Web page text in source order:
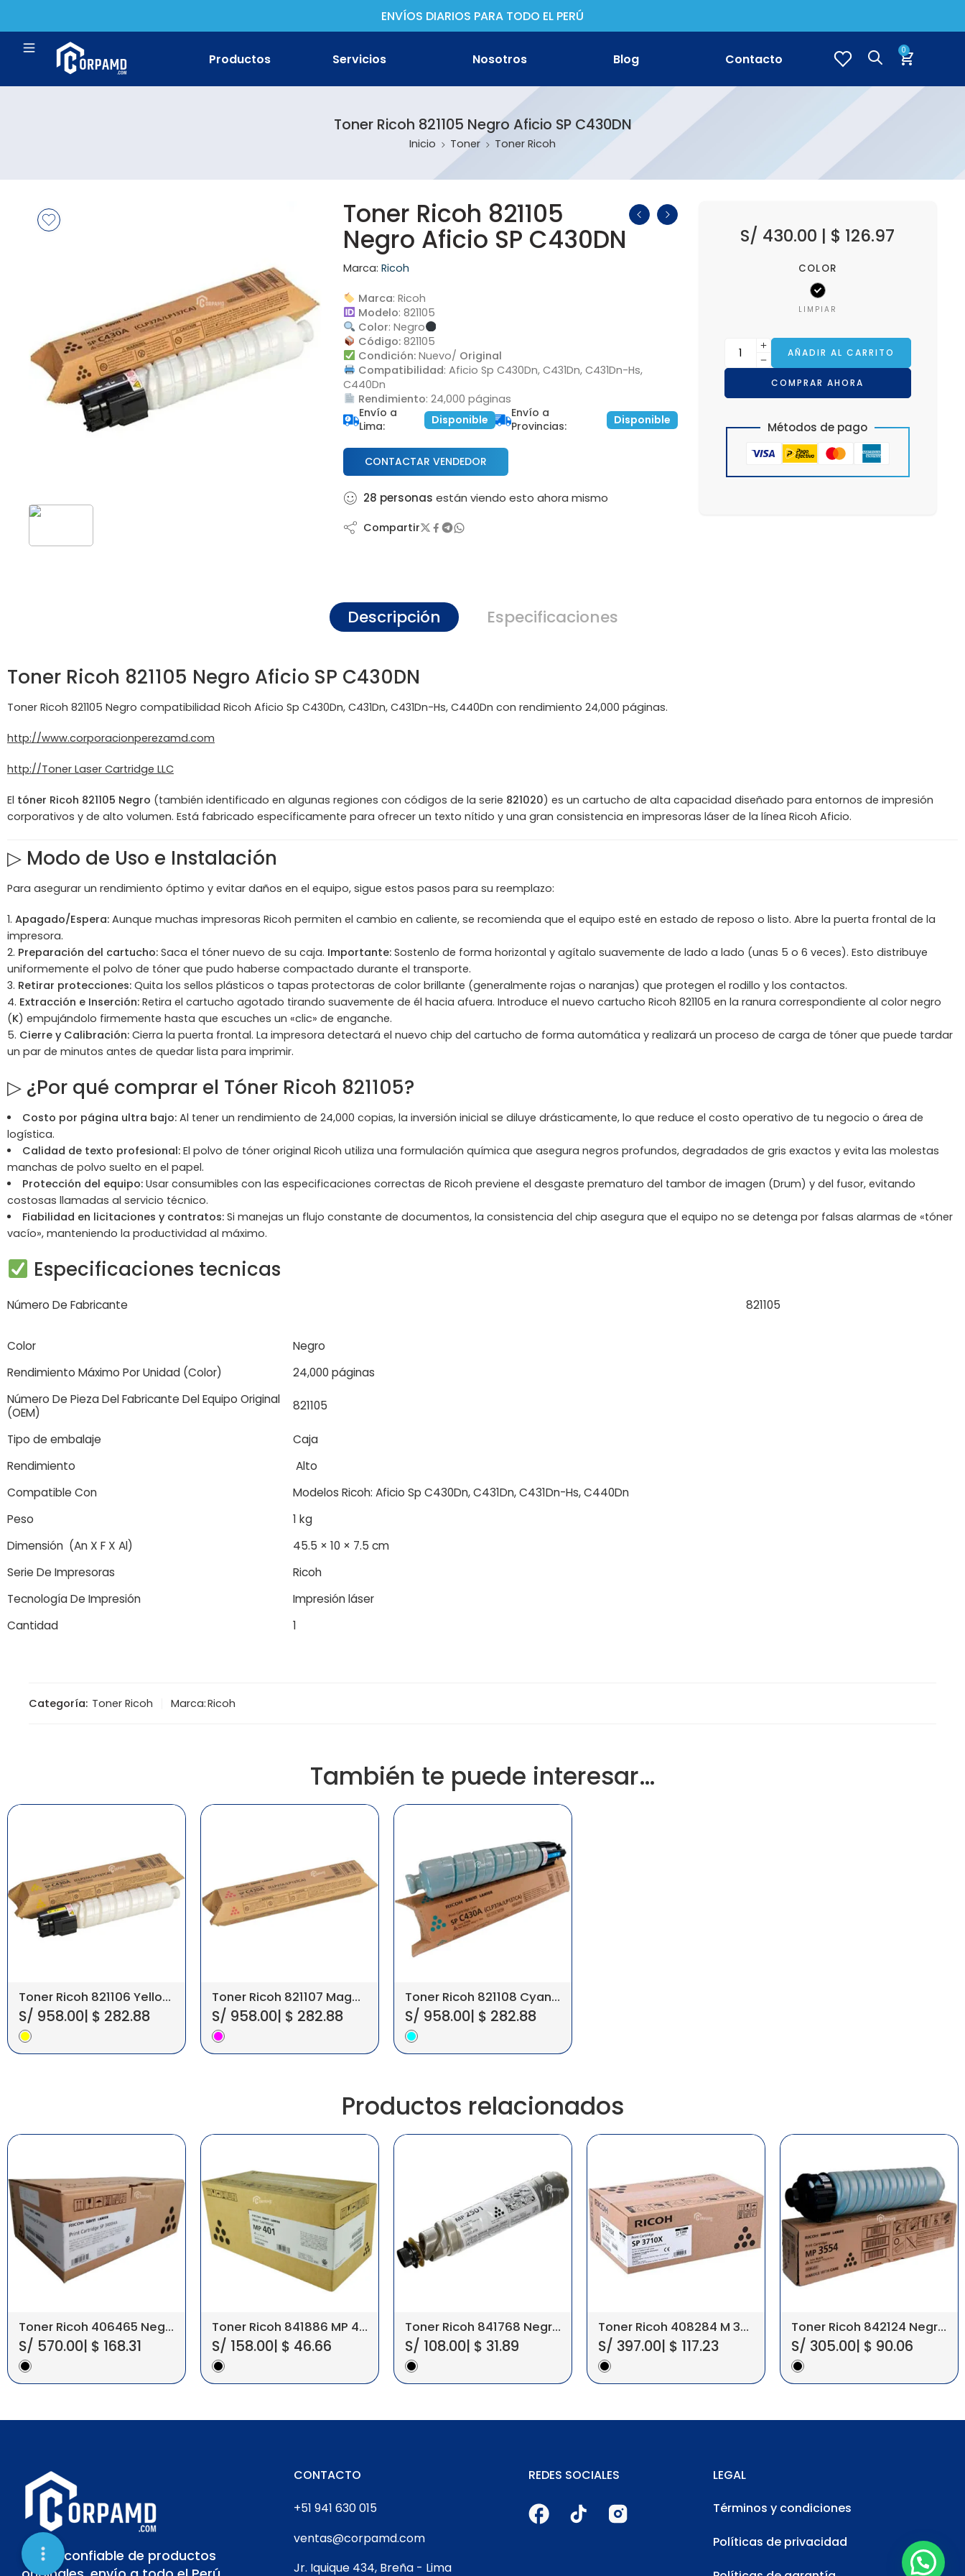
ENVÍOS DIARIOS PARA TODO EL PERÚ
Productos Servicios Nosotros Blog Contacto
0
Impresora HP
Impresora Ricoh
Impresora Xerox
Impresora Matricial
Toner Ricoh 821105 Negro Aficio SP C430DN
Inicio Toner Toner Ricoh
Toner Ricoh 821105
Negro Aficio SP C430DN
Marca: Ricoh
Marca: Ricoh
Modelo: 821105
Color: Negro
Código:821105
Condición: Nuevo/ Original
Compatibilidad: Aficio Sp C430Dn, C431Dn, C431Dn-Hs,
C440Dn
Rendimiento: 24,000 páginas
Envío a
Lima:
Disponible
Envío a
Provincias:
Disponible
CONTACTAR VENDEDOR
28 personas están viendo esto ahora mismo
Compartir
S/ 430.00 | $ 126.97
COLOR
LIMPIAR
AÑADIR AL CARRITO
COMPRAR AHORA
Métodos de pago
Descripción Especificaciones
Toner Ricoh 821105 Negro Aficio SP C430DN
Toner Ricoh 821105 Negro compatibilidad Ricoh Aficio Sp C430Dn, C431Dn, C431Dn-Hs, C440Dn con rendimiento 24,000 páginas.
http://www.corporacionperezamd.com
http://Toner Laser Cartridge LLC
El tóner Ricoh 821105 Negro (también identificado en algunas regiones con códigos de la serie 821020) es un cartucho de alta capacidad diseñado para entornos de impresión
corporativos y de alto volumen. Está fabricado específicamente para ofrecer un texto nítido y una gran consistencia en impresoras láser de la línea Ricoh Aficio.
▷ Modo de Uso e Instalación
Para asegurar un rendimiento óptimo y evitar daños en el equipo, sigue estos pasos para su reemplazo:
Apagado/Espera: Aunque muchas impresoras Ricoh permiten el cambio en caliente, se recomienda que el equipo esté en estado de reposo o listo. Abre la puerta frontal de la
impresora.
Preparación del cartucho: Saca el tóner nuevo de su caja. Importante: Sostenlo de forma horizontal y agítalo suavemente de lado a lado (unas 5 o 6 veces). Esto distribuye
uniformemente el polvo de tóner que pudo haberse compactado durante el transporte.
Retirar protecciones: Quita los sellos plásticos o tapas protectoras de color brillante (generalmente rojas o naranjas) que protegen el rodillo y los contactos.
Extracción e Inserción: Retira el cartucho agotado tirando suavemente de él hacia afuera. Introduce el nuevo cartucho Ricoh 821105 en la ranura correspondiente al color negro
(K) empujándolo firmemente hasta que escuches un «clic» de enganche.
Cierre y Calibración: Cierra la puerta frontal. La impresora detectará el nuevo chip del cartucho de forma automática y realizará un proceso de carga de tóner que puede tardar
un par de minutos antes de quedar lista para imprimir.
▷ ¿Por qué comprar el Tóner Ricoh 821105?
Costo por página ultra bajo:Al tener un rendimiento de 24,000 copias, la inversión inicial se diluye drásticamente, lo que reduce el costo operativo de tu negocio o área de
logística.
Calidad de texto profesional:El polvo de tóner original Ricoh utiliza una formulación química que asegura negros profundos, degradados de gris exactos y evita las molestas
manchas de polvo suelto en el papel.
Protección del equipo:Usar consumibles con las especificaciones correctas de Ricoh previene el desgaste prematuro del tambor de imagen (Drum) y del fusor, evitando
costosas llamadas al servicio técnico.
Fiabilidad en licitaciones y contratos:Si manejas un flujo constante de documentos, la consistencia del chip asegura que el equipo no se detenga por falsas alarmas de «tóner
vacío», manteniendo la productividad al máximo.
Especificaciones tecnicas
Número De Fabricante 821105
Color
Negro
Rendimiento Máximo Por Unidad (Color)
24,000 páginas
Número De Pieza Del Fabricante Del Equipo Original
(OEM)
821105
Tipo de embalaje
Caja
Rendimiento
Alto
Compatible Con
Modelos Ricoh: Aficio Sp C430Dn, C431Dn, C431Dn-Hs, C440Dn
Peso
1 kg
Dimensión (An X F X Al)
45.5 × 10 × 7.5 cm
Serie De Impresoras
Ricoh
Tecnología De Impresión
Impresión láser
Cantidad
1
Categoría: Toner Ricoh Marca:Ricoh
También te puede interesar…
Toner Ricoh 821106 Yellow Aficio SP C430DN
S/ 958.00| $ 282.88
Toner Ricoh 821107 Magenta Aficio SP C430DN
S/ 958.00| $ 282.88
Toner Ricoh 821108 Cyan Aficio SP C430DN
S/ 958.00| $ 282.88
Productos relacionados
Toner Ricoh 406465 Negro SP 3410/3510
S/ 570.00| $ 168.31
Toner Ricoh 841886 MP 401, SP 4520DN
S/ 158.00| $ 46.66
Toner Ricoh 841768 Negro MP 2501 Original
S/ 108.00| $ 31.89
Toner Ricoh 408284 M 320F, P 311, SP 3710X
S/ 397.00| $ 117.23
Toner Ricoh 842124 Negro MP 2554, 3054
S/ 305.00| $ 90.06
Venta confiable de productos
CONTACTO
+51 941 630 015
ventas@corpamd.com
Jr. Iquique 434, Breña - Lima
REDES SOCIALES
LEGAL
Términos y condiciones
Políticas de privacidad